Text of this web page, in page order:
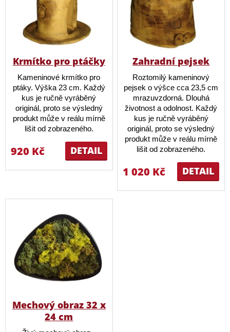
Krmítko pro ptáčky
Kameninové krmítko pro
ptáky. Výška 23 cm. Každý
kus je ručně vyráběný
originál, proto se výsledný
produkt může v reálu mírně
lišit od zobrazeného.
DETAIL
920 Kč
Zahradní pejsek
Roztomilý kameninový
pejsek o výšce cca 23,5 cm
mrazuvzdorná. Dlouhá
životnost a odolnost. Každý
kus je ručně vyráběný
originál, proto se výsledný
produkt může v reálu mírně
lišit od zobrazeného.
DETAIL
1 020 Kč
Mechový obraz 32 x
24 cm